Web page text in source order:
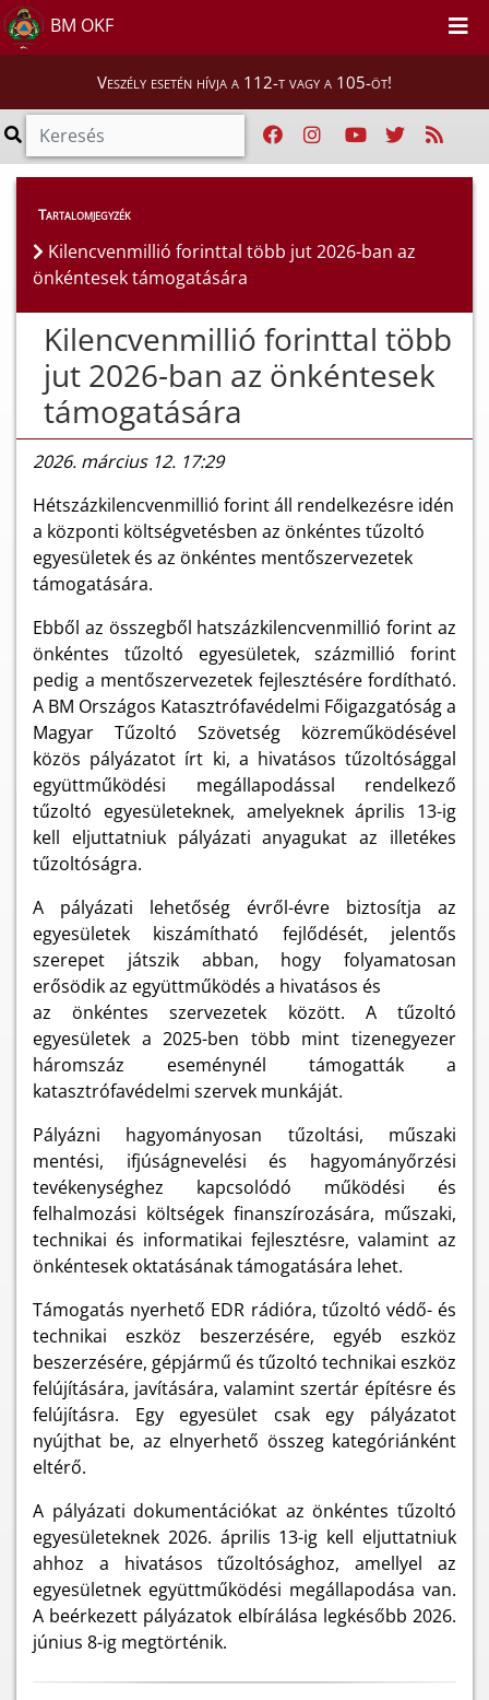
BM OKF
Veszély esetén hívja a 112-t vagy a 105-öt!
Híreink > Hírek
Tartalomjegyzék
Kilencvenmillió forinttal több jut 2026-ban az
önkéntesek támogatására
Kilencvenmillió forinttal több
jut 2026-ban az önkéntesek
támogatására
2026. március 12. 17:29
Hétszázkilencvenmillió forint áll rendelkezésre idén
a központi költségvetésben az önkéntes tűzoltó
egyesületek és az önkéntes mentőszervezetek
támogatására.
Ebből az összegből hatszázkilencvenmillió forint az
önkéntes tűzoltó egyesületek, százmillió forint
pedig a mentőszervezetek fejlesztésére fordítható.
A BM Országos Katasztrófavédelmi Főigazgatóság a
Magyar Tűzoltó Szövetség közreműködésével
közös pályázatot írt ki, a hivatásos tűzoltósággal
együttműködési megállapodással rendelkező
tűzoltó egyesületeknek, amelyeknek április 13-ig
kell eljuttatniuk pályázati anyagukat az illetékes
tűzoltóságra.
A pályázati lehetőség évről-évre biztosítja az
egyesületek kiszámítható fejlődését, jelentős
szerepet játszik abban, hogy folyamatosan
erősödik az együttműködés a hivatásos és
az önkéntes szervezetek között. A tűzoltó
egyesületek a 2025-ben több mint tizenegyezer
háromszáz eseménynél támogatták a
katasztrófavédelmi szervek munkáját.
Pályázni hagyományosan tűzoltási, műszaki
mentési, ifjúságnevelési és hagyományőrzési
tevékenységhez kapcsolódó működési és
felhalmozási költségek finanszírozására, műszaki,
technikai és informatikai fejlesztésre, valamint az
önkéntesek oktatásának támogatására lehet.
Támogatás nyerhető EDR rádióra, tűzoltó védő- és
technikai eszköz beszerzésére, egyéb eszköz
beszerzésére, gépjármű és tűzoltó technikai eszköz
felújítására, javítására, valamint szertár építésre és
felújításra. Egy egyesület csak egy pályázatot
nyújthat be, az elnyerhető összeg kategóriánként
eltérő.
A pályázati dokumentációkat az önkéntes tűzoltó
egyesületeknek 2026. április 13-ig kell eljuttatniuk
ahhoz a hivatásos tűzoltósághoz, amellyel az
egyesületnek együttműködési megállapodása van.
A beérkezett pályázatok elbírálása legkésőbb 2026.
június 8-ig megtörténik.